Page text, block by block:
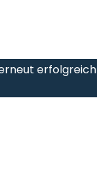
erfolgreich